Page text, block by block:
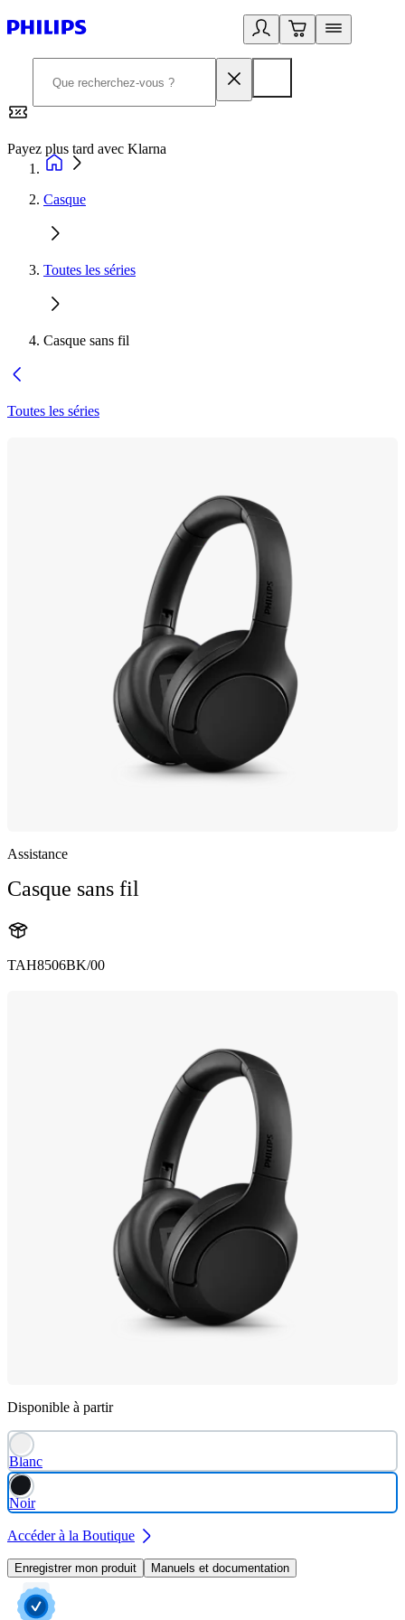
Payez plus tard avec Klarna
Casque
Toutes les séries
Casque sans fil
Toutes les séries
Assistance
Casque sans fil
TAH8506BK/00
Disponible à partir
Blanc
Noir
Accéder à la Boutique
Enregistrer mon produit Manuels et documentation